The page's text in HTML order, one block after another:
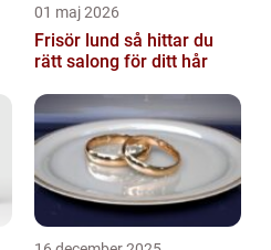
01 maj 2026
Frisör lund så hittar du
rätt salong för ditt hår